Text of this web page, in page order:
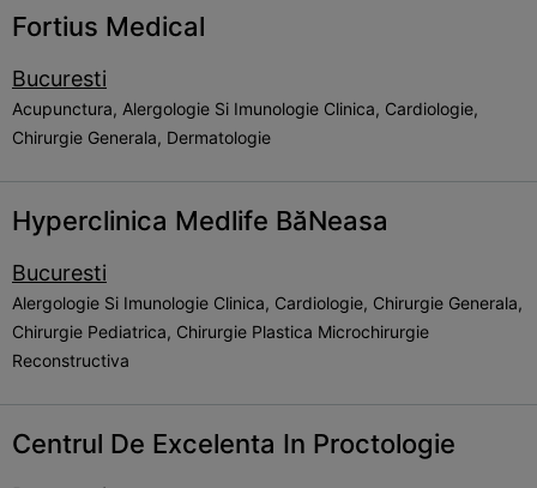
Fortius Medical
Bucuresti
Acupunctura, Alergologie Si Imunologie Clinica, Cardiologie,
Chirurgie Generala, Dermatologie
Hyperclinica Medlife BăNeasa
Bucuresti
Alergologie Si Imunologie Clinica, Cardiologie, Chirurgie Generala,
Chirurgie Pediatrica, Chirurgie Plastica Microchirurgie
Reconstructiva
Centrul De Excelenta In Proctologie